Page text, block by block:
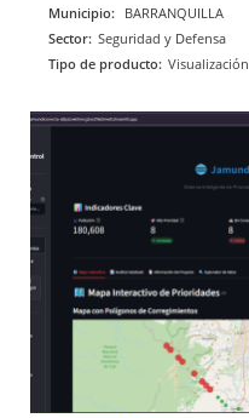
Municipio: BARRANQUILLA
Sector: Seguridad y Defensa
Tipo de producto: Visualización